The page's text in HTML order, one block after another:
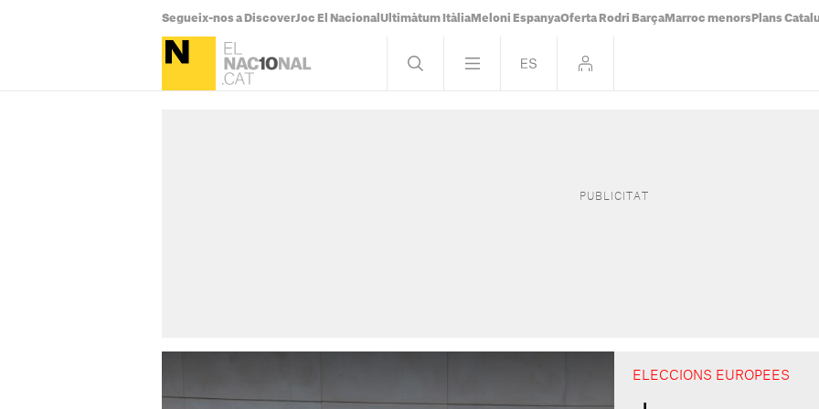
Segueix-nos a DiscoverJoc El Nacional Ultimàtum Itàlia Meloni EspanyaOferta Rodri Barça Marroc menors Plans
ELECCIONS EUROPEES